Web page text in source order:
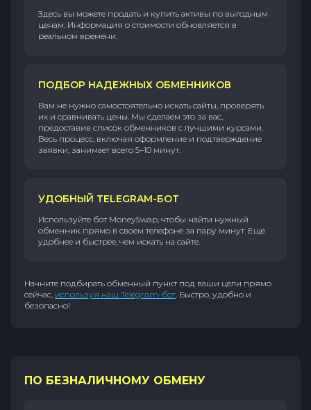
Здесь вы можете продать и купить активы по выгодным
ценам. Информация о стоимости обновляется в
реальном времени.
ПОДБОР НАДЕЖНЫХ ОБМЕННИКОВ
Вам не нужно самостоятельно искать сайты, проверять
их и сравнивать цены. Мы сделаем это за вас,
предоставив список обменников с лучшими курсами.
Весь процесс, включая оформление и подтверждение
заявки, занимает всего 5–10 минут.
УДОБНЫЙ TELEGRAM-БОТ
Используйте бот MoneySwap, чтобы найти нужный
обменник прямо в своем телефоне за пару минут. Еще
удобнее и быстрее, чем искать на сайте.
Начните подбирать обменный пункт под ваши цели прямо
сейчас, используя наш Telegram-бот. Быстро, удобно и
безопасно!
ПО БЕЗНАЛИЧНОМУ ОБМЕНУ